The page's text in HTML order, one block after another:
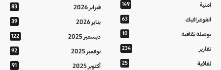
امنية 149
انفوغرافيك 63
بوصلة ثقافية 10
تقارير 234
ثقافية 25
فبراير 2026 83
يناير 2026 39
ديسمبر 2025 122
نوفمبر 2025 92
أكتوبر 2025 91